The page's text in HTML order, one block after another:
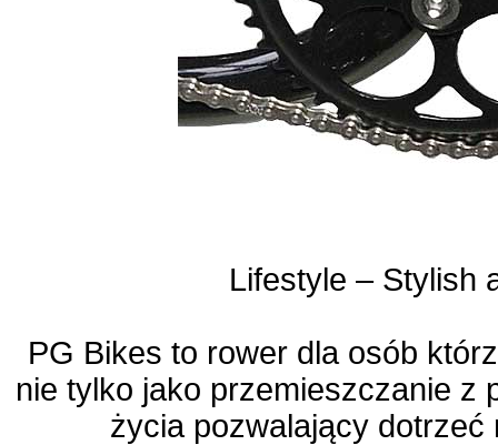
Lifestyle – Stylish
PG Bikes to rower dla osób
nie tylko jako przemieszczanie z
życia pozwalający